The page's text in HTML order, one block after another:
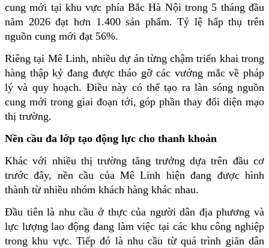
cung mới tại khu vực phía Bắc Hà Nội trong 5 tháng đầu
năm 2026 đạt hơn 1.400 sản phẩm. Tỷ lệ hấp thụ trên
nguồn cung mới đạt 56%.
Riêng tại Mê Linh, nhiều dự án từng chậm triển khai trong
hàng thập kỷ đang được tháo gỡ các vướng mắc về pháp
lý và quy hoạch. Điều này có thể tạo ra làn sóng nguồn
cung mới trong giai đoạn tới, góp phần thay đổi diện mạo
thị trường.
Nền cầu đa lớp tạo động lực cho thanh khoản
Khác với nhiều thị trường tăng trưởng dựa trên đầu cơ
trước đây, nền cầu của Mê Linh hiện đang được hình
thành từ nhiều nhóm khách hàng khác nhau.
Đầu tiên là nhu cầu ở thực của người dân địa phương và
lực lượng lao động đang làm việc tại các khu công nghiệp
trong khu vực. Tiếp đó là nhu cầu từ quá trình giãn dân